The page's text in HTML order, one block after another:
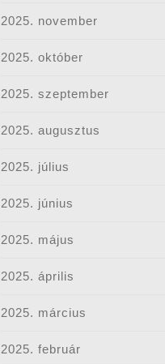
2025. november
2025. október
2025. szeptember
2025. augusztus
2025. július
2025. június
2025. május
2025. április
2025. március
2025. február